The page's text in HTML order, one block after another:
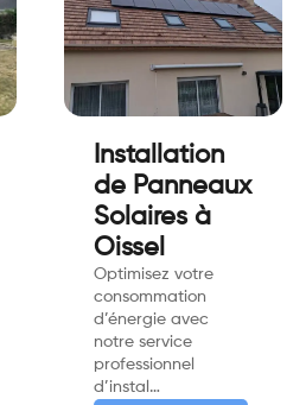
Installation
de Panneaux
Solaires à
Oissel
Optimisez votre
consommation
d’énergie avec
notre service
professionnel
d’instal…